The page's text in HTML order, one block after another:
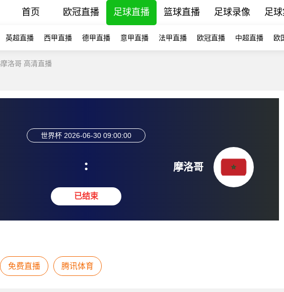
首页 欧冠直播 足球直播 篮球直播 足球录像 足
英超直播 西甲直播 德甲直播 意甲直播 法甲直播 欧冠直播 中超直播 欧
洛哥 高清直播
世界杯 2026-06-30 09:00:00
:
已结束
摩洛哥
免费直播 腾讯体育